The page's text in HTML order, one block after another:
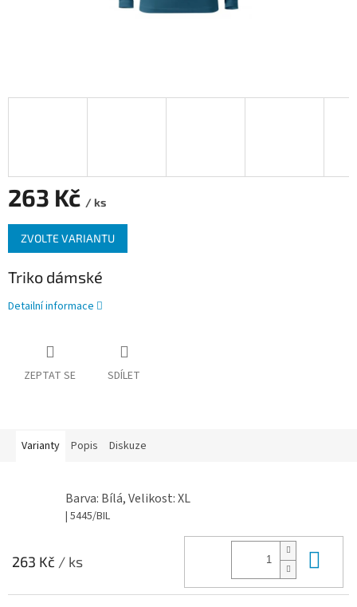
263 Kč / ks
Měrná
cena:
ZVOLTE VARIANTU
Triko dámské
Detailní informace
ZEPTAT SE SDÍLET
Varianty Popis Diskuze
Barva: Bílá, Velikost: XL
| 5445/BIL
263 Kč / ks